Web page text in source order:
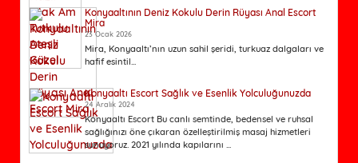
Konyaaltının Deniz Kokulu Derin Rüyası Anal Escort
Mira
23 Ocak 2026
Mira, Konyaaltı’nın uzun sahil şeridi, turkuaz dalgaları ve
hafif esintil...
Konyaaltı Escort Sağlık ve Esenlik Yolculuğunuzda
24 Aralık 2024
Konyaaltı Escort Bu canlı semtinde, bedensel ve ruhsal
sağlığınızı öne çıkaran özelleştirilmiş masaj hizmetleri
sunuyoruz. 2021 yılında kapılarını ...